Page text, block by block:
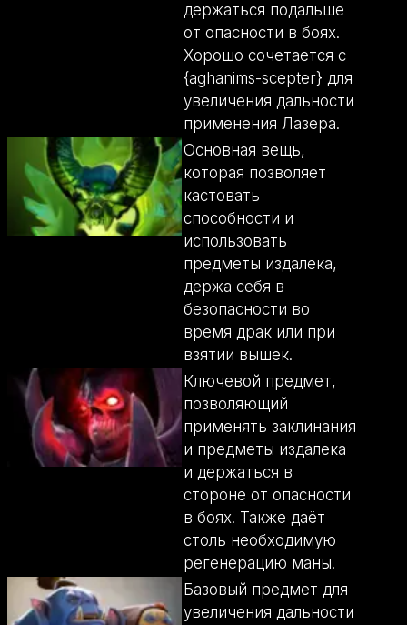
держаться подальше
от опасности в боях.
Хорошо сочетается с
{aghanims-scepter} для
увеличения дальности
применения Лазера.
Основная вещь,
которая позволяет
кастовать
способности и
использовать
предметы издалека,
держа себя в
безопасности во
время драк или при
взятии вышек.
Ключевой предмет,
позволяющий
применять заклинания
и предметы издалека
и держаться в
стороне от опасности
в боях. Также даёт
столь необходимую
регенерацию маны.
Базовый предмет для
увеличения дальности